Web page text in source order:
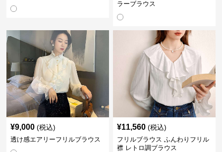
ラーブラウス
¥9,000 (税込)
透け感エアリーフリルブラウス
¥11,560 (税込)
フリルブラウス ふんわりフリル
襟 レトロ調ブラウス